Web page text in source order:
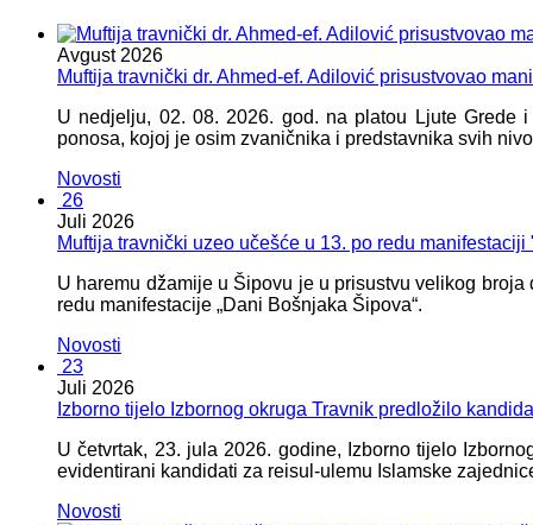
Avgust 2026
Muftija travnički dr. Ahmed-ef. Adilović prisustvovao
U nedjelju, 02. 08. 2026. god. na platou Ljute
ponosa, kojoj je osim zvaničnika i predstavnika svih
Novosti
26
Juli 2026
Muftija travnički uzeo učešće u 13. po redu
U haremu džamije u Šipovu je u prisustvu velikog
redu manifestacije „Dani Bošnjaka Šipova“.
Novosti
23
Juli 2026
Izborno tijelo Izbornog okruga Travnik predložilo
U četvrtak, 23. jula 2026. godine, Izborno tijelo
evidentirani kandidati za reisul-ulemu Islamske
Novosti